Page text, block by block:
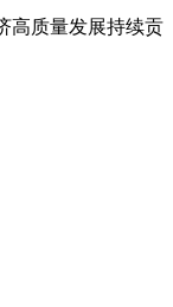
高质量发展持续贡